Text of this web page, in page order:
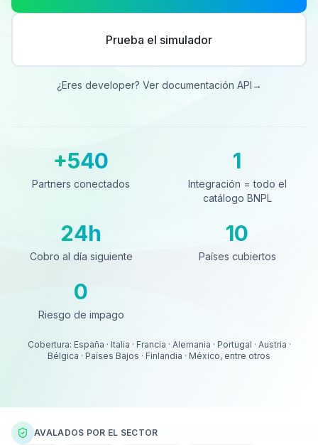
Prueba el simulador
¿Eres developer? Ver documentación API→
Partners conectados
+540
Partners conectados
Integración = todo el
1
Integración = todo el
catálogo BNPL
Cobro al día siguiente
24h
Cobro al día siguiente
Países cubiertos
10
Países cubiertos
Riesgo de impago
0
Riesgo de impago
Cobertura: España · Italia · Francia · Alemania · Portugal · Austria ·
Bélgica · Países Bajos · Finlandia · México, entre otros
AVALADOS POR EL SECTOR